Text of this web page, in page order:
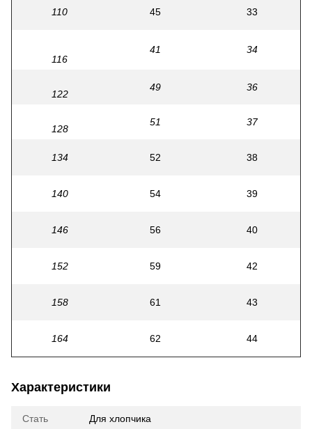
110 45 33
116
41 34
122
49 36
128
51 37
134 52 38
140 54 39
146 56 40
152 59 42
158 61 43
164 62 44
Характеристики
Стать Для хлопчика